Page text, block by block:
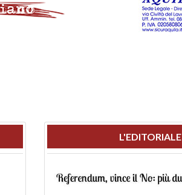
L'EDITORIALE